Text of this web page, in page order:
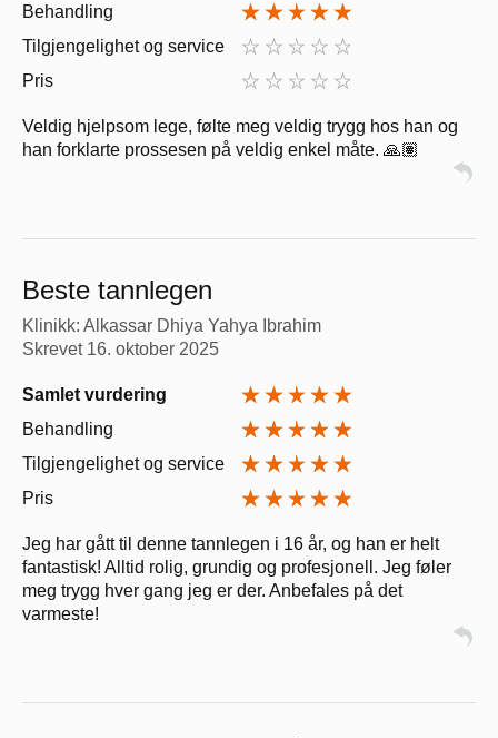
Behandling
Tilgjengelighet og service
Pris
Veldig hjelpsom lege, følte meg veldig trygg hos han og
han forklarte prossesen på veldig enkel måte. 🙏🏽
Beste tannlegen
Klinikk: Alkassar Dhiya Yahya Ibrahim
Skrevet 16. oktober 2025
Samlet vurdering
Behandling
Tilgjengelighet og service
Pris
Jeg har gått til denne tannlegen i 16 år, og han er helt
fantastisk! Alltid rolig, grundig og profesjonell. Jeg føler
meg trygg hver gang jeg er der. Anbefales på det
varmeste!